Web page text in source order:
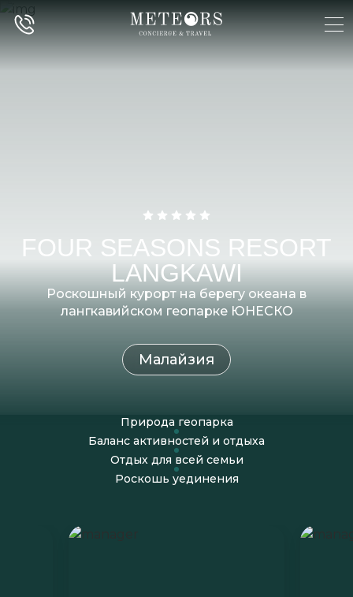
FOUR SEASONS RESORT
LANGKAWI
Роскошный курорт на берегу океана в
лангкавийском геопарке ЮНЕСКО
Малайзия
Природа геопарка
Баланс активностей и отдыха
Отдых для всей семьи
Роскошь уединения